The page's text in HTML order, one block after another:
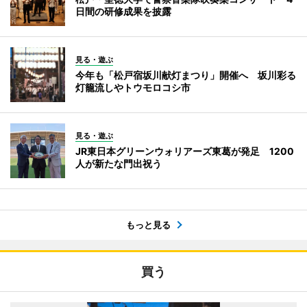
日間の研修成果を披露
見る・遊ぶ
今年も「松戸宿坂川献灯まつり」開催へ 坂川彩る
灯籠流しやトウモロコシ市
見る・遊ぶ
JR東日本グリーンウォリアーズ東葛が発足 1200
人が新たな門出祝う
もっと見る
買う